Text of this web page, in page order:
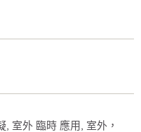
, 室外 臨時 應用, 室外，